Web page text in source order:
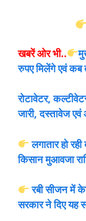
खबरें ओर भी..
रुपए मिलेंगे एवं कब
रोटावेटर,
जारी, दस्तावेज
लगातार हो
किसान मुआवजा
रबी सीजन में
सरकार ने दिए यह